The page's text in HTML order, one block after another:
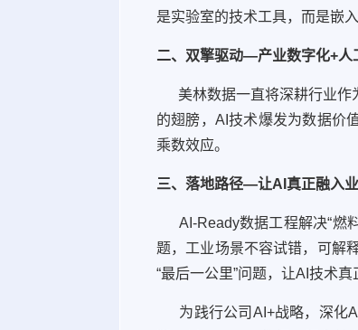
是实验室的技术工具，而是嵌
二、双擎驱动—产业数字化+人
美林数据一直将深耕行业作
的翅膀，AI技术爆发为数据价
乘数效应。
三、落地路径—让AI真正融入
AI-Ready数据工程解决“燃料
题，工业场景不容试错，可解
“最后一公里”问题，让AI技术真
为践行公司AI+战略，深化AI